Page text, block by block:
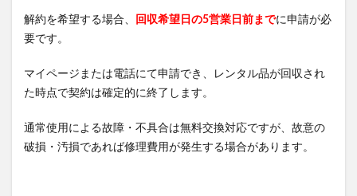
解約を希望する場合、 回収希望日の5営業日前までに申請が必
要です。
マイページまたは電話にて申請でき、レンタル品が回収され
た時点で契約は確定的に終了します。
通常使用による故障・不具合は無料交換対応ですが、故意の
破損・汚損であれば修理費用が発生する場合があります。